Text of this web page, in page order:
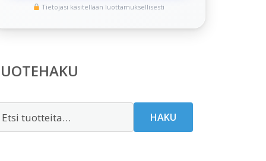
Tietojasi käsitellään luottamuksellisesti
HAKU